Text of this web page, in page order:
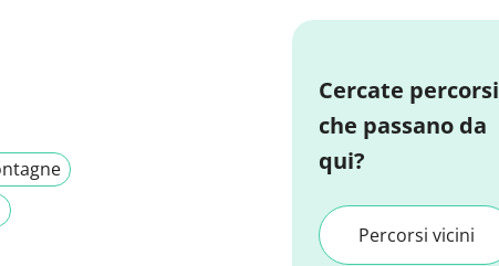
Cercate percorsi
che passano da
qui?
Percorsi vicini